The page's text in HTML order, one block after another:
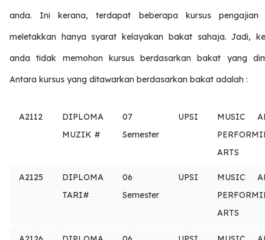
anda. Ini kerana, terdapat beberapa kursus pengajian
meletakkan hanya syarat kelayakan bakat sahaja. Jadi,
anda tidak memohon kursus berdasarkan bakat yang
Antara kursus yang ditawarkan berdasarkan bakat adalah :
A2112
DIPLOMA
MUZIK #
07
Semester
UPSI
MUSIC
ARTS
A2125
DIPLOMA
TARI#
06
Semester
UPSI
MUSIC
ARTS